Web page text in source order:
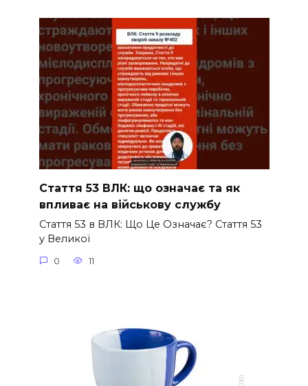
Стаття 53 ВЛК: що означає та як
впливає на військову службу
Стаття 53 в ВЛК: Що Це Означає? Стаття 53
у Великої
0 11